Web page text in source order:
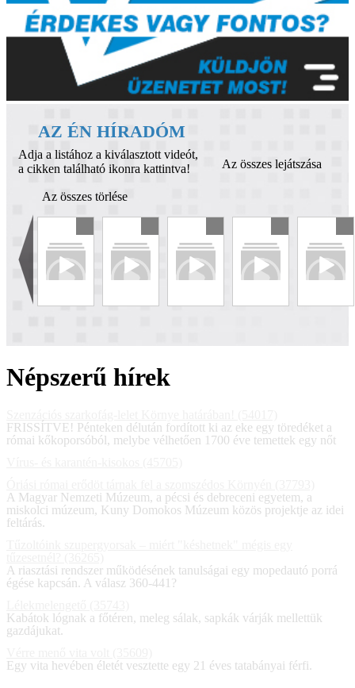
AZ ÉN HÍRADÓM
Adja a listához a kiválasztott videót,
a cikken található ikonra kattintva!
Az összes lejátszása
Az összes törlése
Népszerű hírek
FRISSÍTVE! Pénteken délután fordított ki az eke egy töredéket a
római kőkoporsóból, melybe vélhetően 1700 éve temettek egy nőt
A Magyar Nemzeti Múzeum, a pécsi és debreceni egyetem, a
miskolci múzeum, Kuny Domokos Múzeum közös projektje az idei
feltárás.
A riasztási rendszer működésének tanulságai egy mopedautó porrá
égése kapcsán. A válasz 360-441?
Kabátok lógnak a főtéren, meleg sálak, sapkák várják mellettük
gazdájukat.
Egy vita hevében életét vesztette egy 21 éves tatabányai férfi.